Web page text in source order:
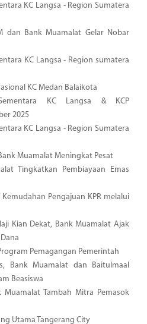
KC Langsa - Region Sumatera
dan Bank Muamalat Gelar Nobar
KC Langsa - Region sumatera
KC Medan Balaikota
KC Langsa & KCP
2025
KC Langsa - Region Sumatera
Muamalat Meningkat Pesat
Tingkatkan Pembiayaan Emas
Pengajuan KPR melalui
Kian Dekat, Bank Muamalat Ajak
Pemagangan Pemerintah
Bank Muamalat dan Baitulmaal
Beasiswa
Muamalat Tambah Mitra Pemasok
Utama Tangerang City